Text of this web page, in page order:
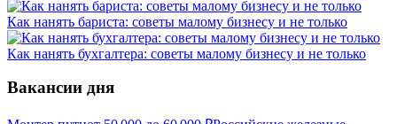
Как нанять бариста: советы малому бизнесу и не только
Как нанять бухгалтера: советы малому бизнесу и не только
Вакансии дня